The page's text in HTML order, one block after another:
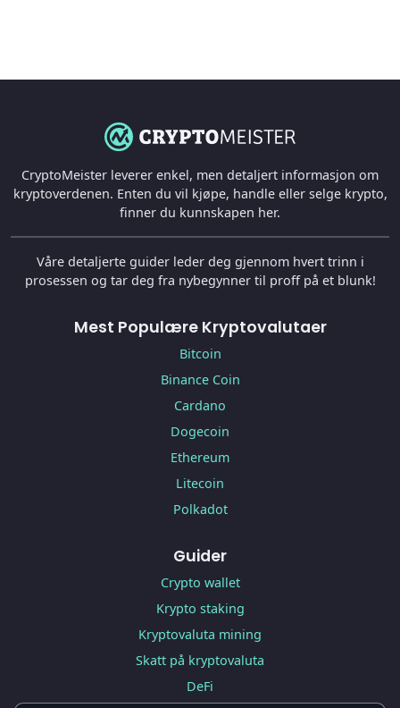
CryptoMeister leverer enkel, men detaljert informasjon om
kryptoverdenen. Enten du vil kjøpe, handle eller selge krypto,
finner du kunnskapen her.
Våre detaljerte guider leder deg gjennom hvert trinn i
prosessen og tar deg fra nybegynner til proff på et blunk!
Mest Populære Kryptovalutaer
Bitcoin
Binance Coin
Cardano
Dogecoin
Ethereum
Litecoin
Polkadot
Guider
Crypto wallet
Krypto staking
Kryptovaluta mining
Skatt på kryptovaluta
DeFi